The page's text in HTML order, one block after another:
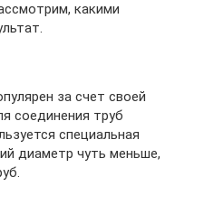
какими
за счет своей
соединения труб
специальная
диаметр чуть меньше,